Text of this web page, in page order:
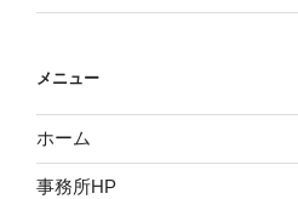
メニュー
ホーム
事務所HP